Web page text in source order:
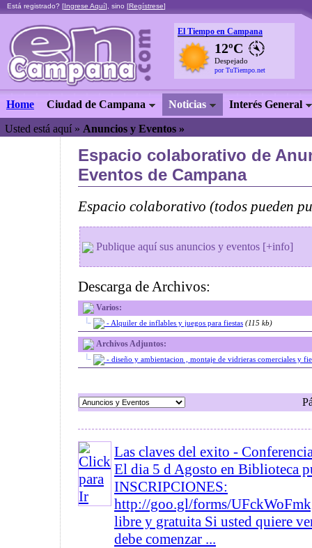
Está registrado? [Ingrese Aquí], sino [Regístrese]
El Tiempo en Campana
12ºC
Despejado
por TuTiempo.net
Home Ciudad de Campana Noticias Interés General
Usted está aquí » Anuncios y Eventos »
Espacio colaborativo de
Eventos de Campana
Espacio colaborativo (todos pueden
Publique aquí sus anuncios y eventos [+info]
Descarga de Archivos:
Varios:
- Alquiler de inflables y juegos para fiestas (115 kb)
Archivos Adjuntos:
- diseño y ambientacion , montaje de vidrieras comerciales y
Las claves del exito -
El dia 5 d Agosto en Biblioteca
INSCRIPCIONES:
http://goo.gl/forms/
libre y gratuita Si usted quiere
debe comenzar ...